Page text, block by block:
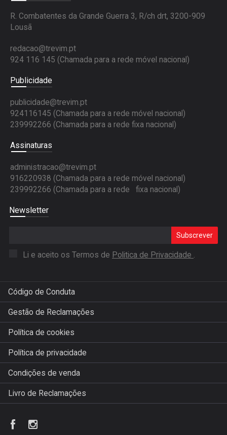
R. Combatentes da Grande Guerra 3, R/ch drt, 3200-909
Lousã
redacao@trevim.pt
924 116 145 (Chamada para a rede móvel nacional)
Publicidade
publicidade@trevim.pt
924116145 (Chamada para a rede móvel nacional)
239992266 (Chamada para a rede fixa nacional)
Assinaturas
administracao@trevim.pt
916220938 (Chamada para a rede móvel nacional)
239992266 (Chamada para a rede fixa nacional)
Newsletter
Subscrever
Li e aceito os Termos de Politica de Privacidade .
Código de Conduta
Gestão de Reclamações
Política de cookies
Política de privacidade
Condições de venda
Livro de Reclamações